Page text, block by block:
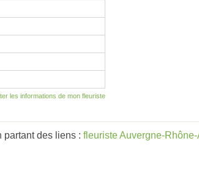
les informations de mon fleuriste
partant des liens : fleuriste Auvergne-